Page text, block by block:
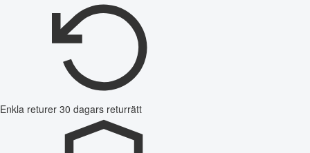
Enkla returer 30 dagars returrätt